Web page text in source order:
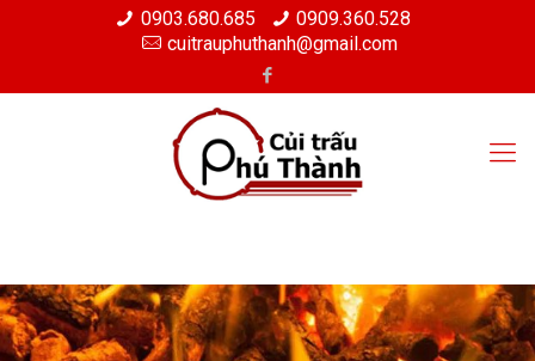
0903.680.685
0909.360.528
cuitrauphuthanh@gmail.com